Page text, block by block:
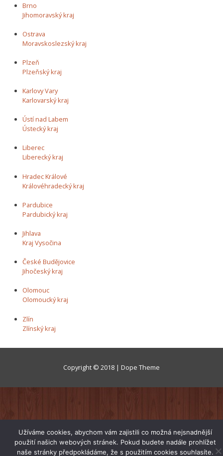
Brno
Jihomoravský kraj
Ostrava
Moravskoslezský kraj
Plzeň
Plzeňský kraj
Karlovy Vary
Karlovarský kraj
Ústí nad Labem
Ústecký kraj
Liberec
Liberecký kraj
Hradec Králové
Královéhradecký kraj
Pardubice
Pardubický kraj
Jihlava
Kraj Vysočina
České Budějovice
Jihočeský kraj
Olomouc
Olomoucký kraj
Zlín
Zlínský kraj
Copyright © 2018 | Dope Theme
Užíváme cookies, abychom vám zajistili co možná nejsnadnější
použití našich webových stránek. Pokud budete nadále prohlížet
naše stránky předpokládáme, že s použitím cookies souhlasíte.